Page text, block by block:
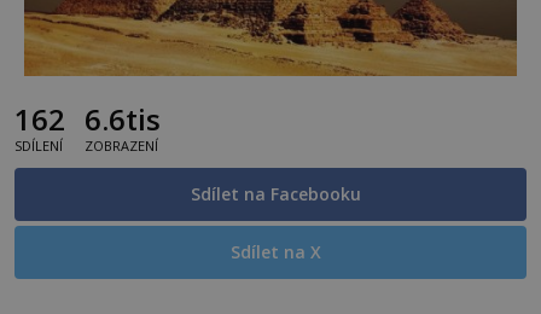
162
SDÍLENÍ
6.6tis
ZOBRAZENÍ
Sdílet na Facebooku
Sdílet na X